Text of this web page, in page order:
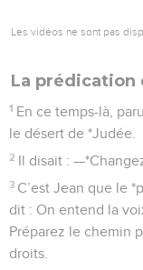
Les vidéos ne sont pas
La prédication
1 En ce temps-là,
le désert de *Judée.
2 Il disait :
3 C’est Jean que le
dit : On entend la
Préparez le chemin
droits.